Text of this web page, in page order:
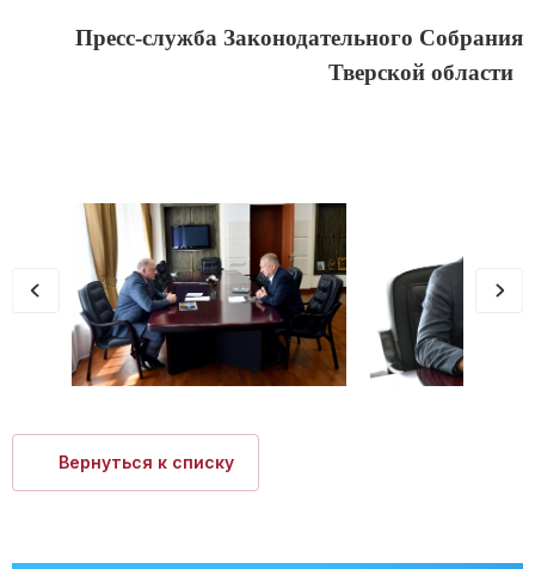
Пресс-служба Законодательного Собрания
Тверской области
Вернуться к списку